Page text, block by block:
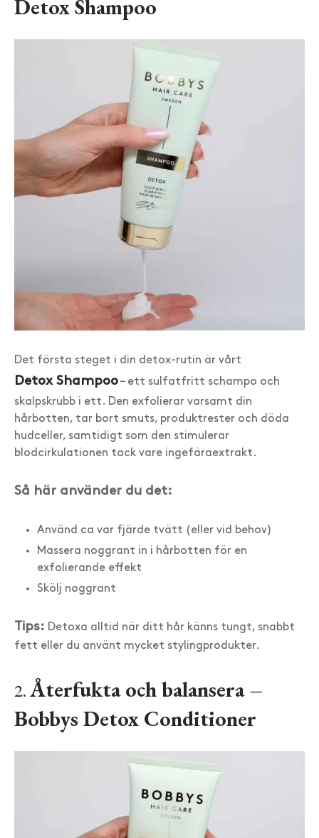
Detox Shampoo
Det första steget i din detox-rutin är vårt
Detox Shampoo– ett sulfatfritt schampo och
skalpskrubb i ett. Den exfolierar varsamt din
hårbotten, tar bort smuts, produktrester och döda
hudceller, samtidigt som den stimulerar
blodcirkulationen tack vare ingefäraextrakt.
Så här använder du det:
Använd ca var fjärde tvätt (eller vid behov)
Massera noggrant in i hårbotten för en
exfolierande effekt
Skölj noggrant
Tips: Detoxa alltid när ditt hår känns tungt, snabbt
fett eller du använt mycket stylingprodukter.
2.Återfukta och balansera –
Bobbys Detox Conditioner